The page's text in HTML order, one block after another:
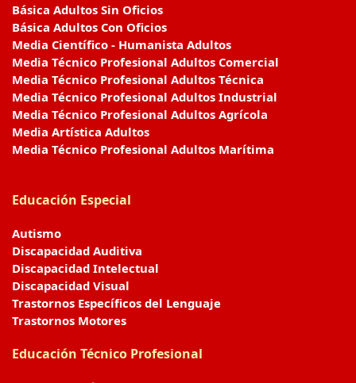
Básica Adultos Sin Oficios
Básica Adultos Con Oficios
Media Científico - Humanista Adultos
Media Técnico Profesional Adultos Comercial
Media Técnico Profesional Adultos Técnica
Media Técnico Profesional Adultos Industrial
Media Técnico Profesional Adultos Agrícola
Media Artística Adultos
Media Técnico Profesional Adultos Marítima
Educación Especial
Autismo
Discapacidad Auditiva
Discapacidad Intelectual
Discapacidad Visual
Trastornos Específicos del Lenguaje
Trastornos Motores
Educación Técnico Profesional